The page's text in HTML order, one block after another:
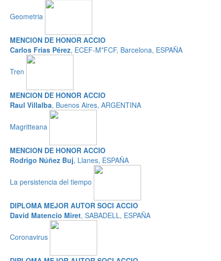
Geometria
MENCION DE HONOR ACCIO
Carlos Frias Pérez, ECEF-M*FCF, Barcelona, ESPAÑA
Tren
MENCION DE HONOR ACCIO
Raul Villalba, Buenos Aires, ARGENTINA
Magritteana
MENCION DE HONOR ACCIO
Rodrigo Núñez Buj, Llanes, ESPAÑA
La persistencia del tiempo
DIPLOMA MEJOR AUTOR SOCI ACCIO
David Matencio Miret, SABADELL, ESPAÑA
Coronavirus